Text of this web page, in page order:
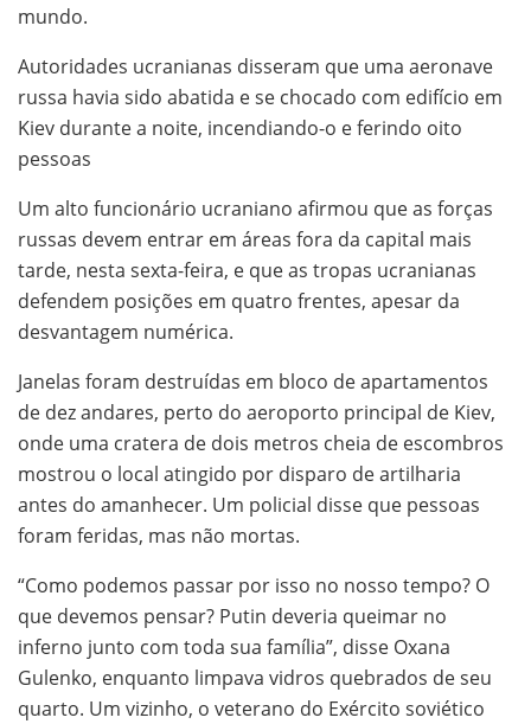
mundo.
Autoridades ucranianas disseram que uma aeronave
russa havia sido abatida e se chocado com edifício em
Kiev durante a noite, incendiando-o e ferindo oito
pessoas
Um alto funcionário ucraniano afirmou que as forças
russas devem entrar em áreas fora da capital mais
tarde, nesta sexta-feira, e que as tropas ucranianas
defendem posições em quatro frentes, apesar da
desvantagem numérica.
Janelas foram destruídas em bloco de apartamentos
de dez andares, perto do aeroporto principal de Kiev,
onde uma cratera de dois metros cheia de escombros
mostrou o local atingido por disparo de artilharia
antes do amanhecer. Um policial disse que pessoas
foram feridas, mas não mortas.
“Como podemos passar por isso no nosso tempo? O
que devemos pensar? Putin deveria queimar no
inferno junto com toda sua família”, disse Oxana
Gulenko, enquanto limpava vidros quebrados de seu
quarto. Um vizinho, o veterano do Exército soviético